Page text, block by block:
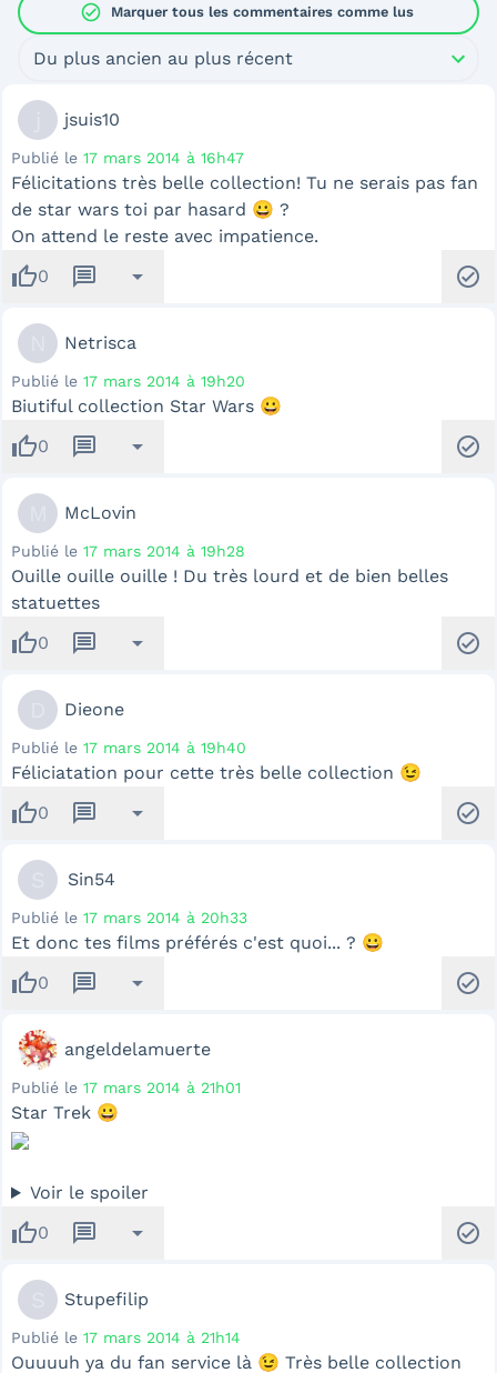
check_circle Marquer tous les commentaires comme lus
Du plus ancien au plus récent
jsuis10
Publié le 17 mars 2014 à 16h47
Félicitations très belle collection! Tu ne serais pas fan
de star wars toi par hasard 😀 ?
On attend le reste avec impatience.
thumb_up0 message arrow_drop_down check_circle
Netrisca
Publié le 17 mars 2014 à 19h20
Biutiful collection Star Wars 😀
thumb_up0 message arrow_drop_down check_circle
McLovin
Publié le 17 mars 2014 à 19h28
Ouille ouille ouille ! Du très lourd et de bien belles
statuettes
thumb_up0 message arrow_drop_down check_circle
Dieone
Publié le 17 mars 2014 à 19h40
Féliciatation pour cette très belle collection 😉
thumb_up0 message arrow_drop_down check_circle
Sin54
Publié le 17 mars 2014 à 20h33
Et donc tes films préférés c'est quoi... ? 😀
thumb_up0 message arrow_drop_down check_circle
angeldelamuerte
Publié le 17 mars 2014 à 21h01
Star Trek 😀
Voir le spoiler
thumb_up0 message arrow_drop_down check_circle
Stupefilip
Publié le 17 mars 2014 à 21h14
Ouuuuh ya du fan service là 😉 Très belle collection